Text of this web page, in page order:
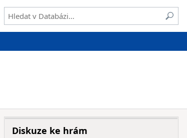
Diskuze ke hrám